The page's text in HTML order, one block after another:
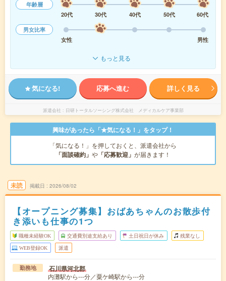
年齢層
20代
30代 40代 50代
60代
男女比率
女性
男性
もっと見る
気になる! 応募へ進む 詳しく見る
派遣会社 日研トータルソーシング株式会社 メディカルケア事業部
興味があったら「★気になる！」をタップ！
「気になる！」を押しておくと、派遣会社から
「面談確約」 や 「応募歓迎」 が届きます！
未読 掲載日 2026/08/02
【オープニング募集】おばあちゃんのお散歩付
き添いも仕事の1つ
職種未経験OK 交通費別途支給あり 土日祝日が休み 残業なし
WEB登録OK 派遣
勤務地 石川県河北郡
内灘駅から---分／粟ケ崎駅から---分